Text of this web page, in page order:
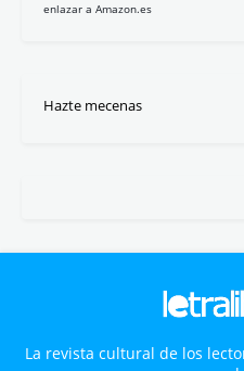
enlazar a Amazon.es
Hazte mecenas
La revista cultural de los